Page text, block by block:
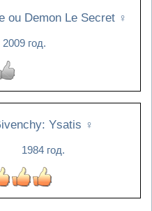
ou Demon Le Secret ♀
2009 год.
Ysatis ♀
1984 год.